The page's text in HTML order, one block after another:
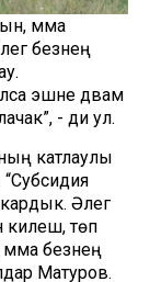
әмма
безнең
эшне дәвам
- ди ул.
катлаулы
“Субсидия
Әлегә
килеш, төп
безнең
Матуров.